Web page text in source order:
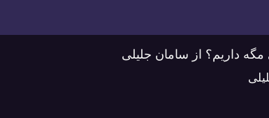
مگه داریم؟ از سامان جلیلی